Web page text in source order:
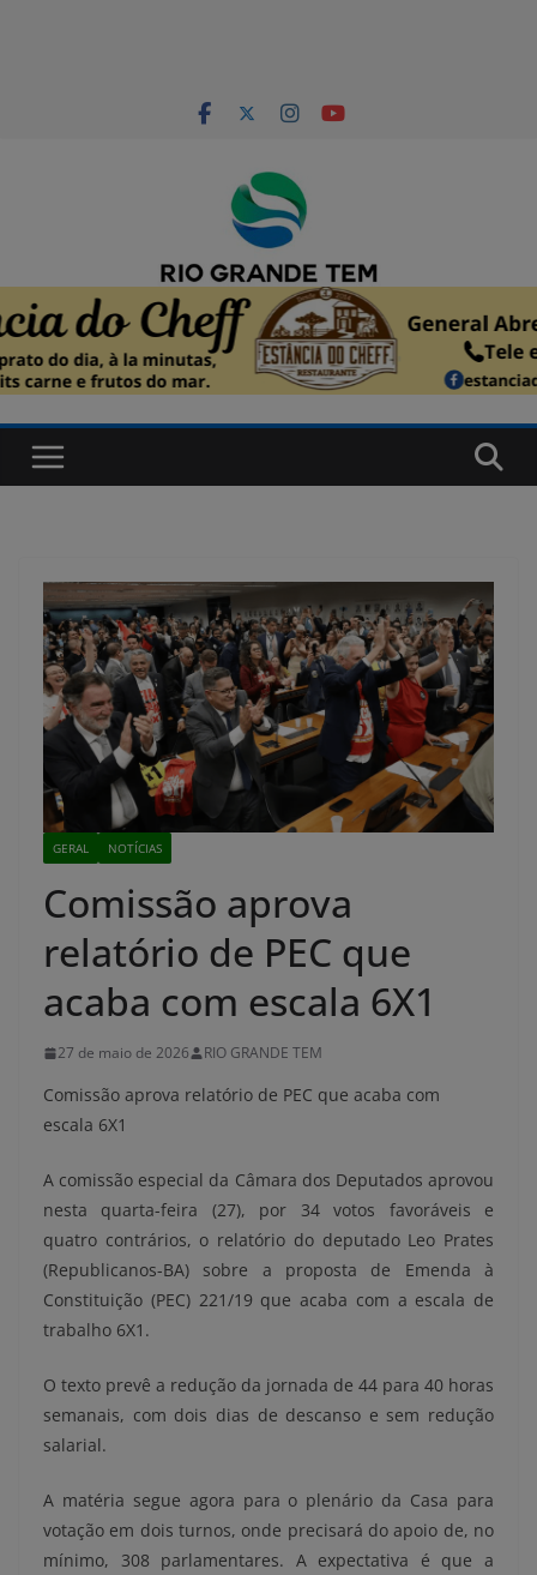
GERAL NOTÍCIAS
Comissão aprova
relatório de PEC que
acaba com escala 6X1
27 de maio de 2026 RIO GRANDE TEM
Comissão aprova relatório de PEC que acaba com
escala 6X1
A comissão especial da Câmara dos Deputados aprovou
nesta quarta-feira (27), por 34 votos favoráveis e
quatro contrários, o relatório do deputado Leo Prates
(Republicanos-BA) sobre a proposta de Emenda à
Constituição (PEC) 221/19 que acaba com a escala de
trabalho 6X1.
O texto prevê a redução da jornada de 44 para 40 horas
semanais, com dois dias de descanso e sem redução
salarial.
A matéria segue agora para o plenário da Casa para
votação em dois turnos, onde precisará do apoio de, no
mínimo, 308 parlamentares. A expectativa é que a